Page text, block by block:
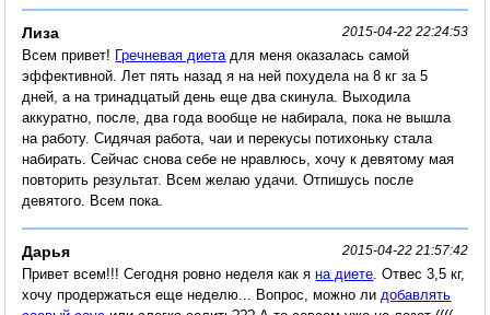
Лиза 2015-04-22 22:24:53
Всем привет! Гречневая диета для меня оказалась самой
эффективной. Лет пять назад я на ней похудела на 8 кг за 5
дней, а на тринадцатый день еще два скинула. Выходила
аккуратно, после, два года вообще не набирала, пока не вышла
на работу. Сидячая работа, чаи и перекусы потихоньку стала
набирать. Сейчас снова себе не нравлюсь, хочу к девятому мая
повторить результат. Всем желаю удачи. Отпишусь после
девятого. Всем пока.
Дарья 2015-04-22 21:57:42
Привет всем!!! Сегодня ровно неделя как яна диете . Отвес 3,5 кг,
хочу продержаться еще неделю... Вопрос, можно ли добавлять